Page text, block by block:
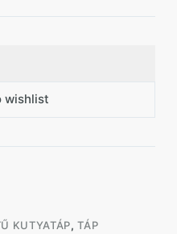
wishlist
KUTYATÁP,TÁP